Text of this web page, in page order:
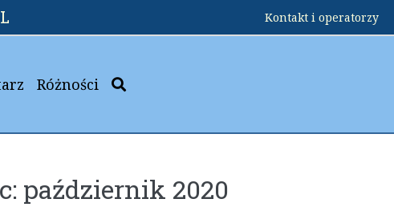
Kontakt i operatorzy
Różności
październik 2020